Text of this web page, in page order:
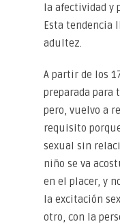
la afectividad y
Esta tendencia
adultez.
A partir de los
preparada para
pero, vuelvo a
requisito
sexual sin
niño se va
en el placer, y
la excitación
otro, con la